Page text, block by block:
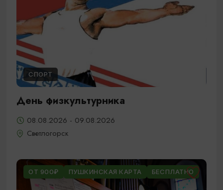
СПОРТ
День физкультурника
08.08.2026 - 09.08.2026
Светлогорск
ОТ 900₽ ПУШКИНСКАЯ КАРТА БЕСПЛАТНО